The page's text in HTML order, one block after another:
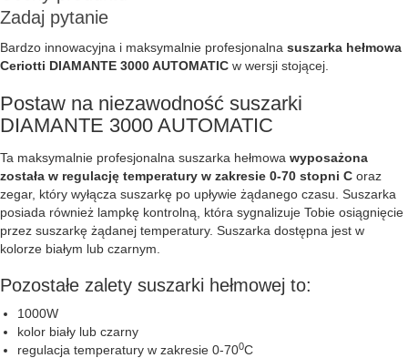
Zadaj pytanie
Bardzo innowacyjna i maksymalnie profesjonalna suszarka hełmowa
Ceriotti DIAMANTE 3000 AUTOMATIC w wersji stojącej.
Postaw na niezawodność suszarki
DIAMANTE 3000 AUTOMATIC
Ta maksymalnie profesjonalna suszarka hełmowa wyposażona
została w regulację temperatury w zakresie 0-70 stopni C oraz
zegar, który wyłącza suszarkę po upływie żądanego czasu. Suszarka
posiada również lampkę kontrolną, która sygnalizuje Tobie osiągnięcie
przez suszarkę żądanej temperatury. Suszarka dostępna jest w
kolorze białym lub czarnym.
Pozostałe zalety suszarki hełmowej to:
1000W
kolor biały lub czarny
regulacja temperatury w zakresie 0-700C